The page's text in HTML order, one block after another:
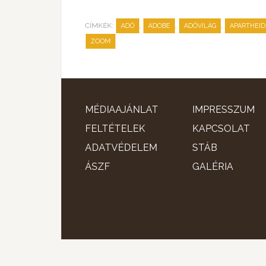
CÍMKÉK: ADÓ , ADOBE , ADÓVILÁG , APARTHEID
ZOOM
MÉDIAAJÁNLAT
FELTÉTELEK
ADATVÉDELEM
ÁSZF
IMPRESSZUM
KAPCSOLAT
STÁB
GALÉRIA